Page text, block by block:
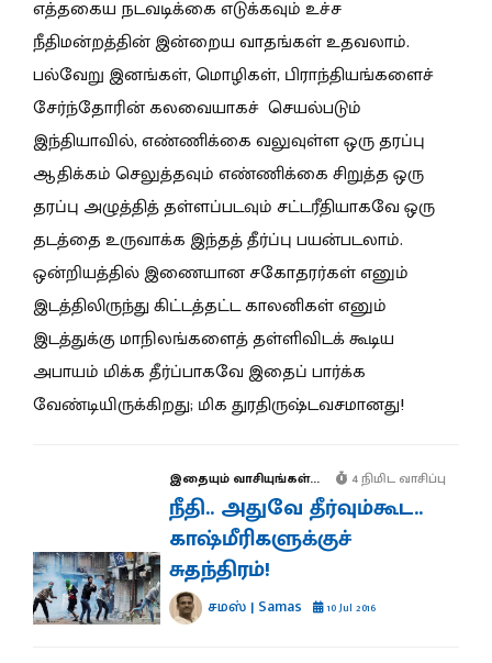
எத்தகைய நடவடிக்கை எடுக்கவும் உச்ச
நீதிமன்றத்தின் இன்றைய வாதங்கள் உதவலாம்.
பல்வேறு இனங்கள், மொழிகள், பிராந்தியங்களைச்
சேர்ந்தோரின் கலவையாகச் செயல்படும்
இந்தியாவில், எண்ணிக்கை வலுவுள்ள ஒரு தரப்பு
ஆதிக்கம் செலுத்தவும் எண்ணிக்கை சிறுத்த ஒரு
தரப்பு அழுத்தித் தள்ளப்படவும் சட்டரீதியாகவே ஒரு
தடத்தை உருவாக்க இந்தத் தீர்ப்பு பயன்படலாம்.
ஒன்றியத்தில் இணையான சகோதரர்கள் எனும்
இடத்திலிருந்து கிட்டத்தட்ட காலனிகள் எனும்
இடத்துக்கு மாநிலங்களைத் தள்ளிவிடக் கூடிய
அபாயம் மிக்க தீர்ப்பாகவே இதைப் பார்க்க
வேண்டியிருக்கிறது; மிக துரதிருஷ்டவசமானது!
இதையும் வாசியுங்கள்... 4 நிமிட வாசிப்பு
நீதி.. அதுவே தீர்வும்கூட..
காஷ்மீரிகளுக்குச்
சுதந்திரம்!
சமஸ் | Samas 10 Jul 2016